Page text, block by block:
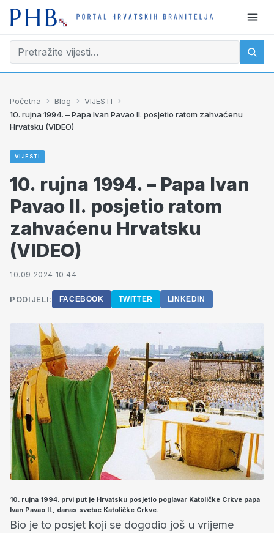
Početna › Blog › VIJESTI ›
10. rujna 1994. – Papa Ivan Pavao II. posjetio ratom zahvaćenu
Hrvatsku (VIDEO)
VIJESTI
10. rujna 1994. – Papa Ivan
Pavao II. posjetio ratom
zahvaćenu Hrvatsku
(VIDEO)
10.09.2024 10:44
PODIJELI: FACEBOOK TWITTER LINKEDIN
10. rujna 1994. prvi put je Hrvatsku posjetio poglavar Katoličke Crkve papa
Ivan Pavao II., danas svetac Katoličke Crkve.
Bio je to posjet koji se dogodio još u vrijeme